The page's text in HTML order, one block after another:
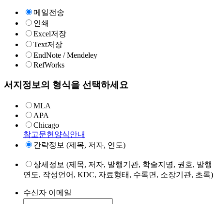
메일전송
인쇄
Excel저장
Text저장
EndNote / Mendeley
RefWorks
서지정보의 형식을 선택하세요
MLA
APA
Chicago
참고문헌양식안내
간략정보 (제목, 저자, 연도)
상세정보 (제목, 저자, 발행기관, 학술지명, 권호, 발행
연도, 작성언어, KDC, 자료형태, 수록면, 소장기관, 초록)
수신자 이메일